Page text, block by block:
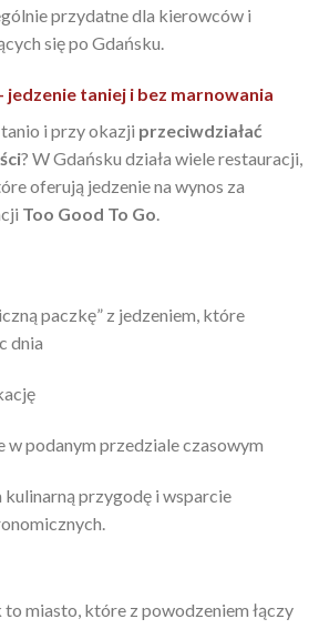
przydatne dla kierowców i
się po Gdańsku.
jedzenie taniej i bez marnowania
i przy okazji przeciwdziałać
? W Gdańsku działa wiele restauracji,
oferują jedzenie na wynos za
Too Good To Go
paczkę” z jedzeniem, które
dnia
w podanym przedziale czasowym
kulinarną przygodę i wsparcie
miasto, które z powodzeniem łączy